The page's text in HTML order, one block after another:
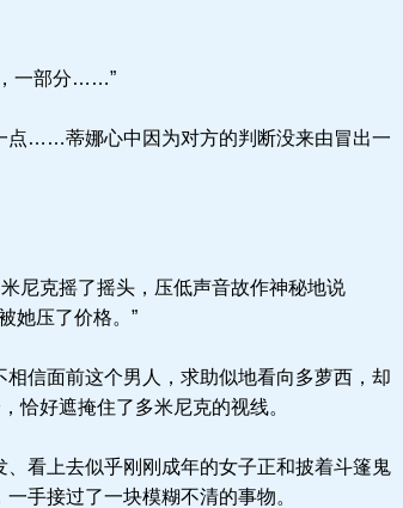
一部分……”
点……蒂娜心中因为对方的判断没来由冒出一
尼克摇了摇头，压低声音故作神秘地说
她压了价格。”
信面前这个男人，求助似地看向多萝西，却
恰好遮掩住了多米尼克的视线。
看上去似乎刚刚成年的女子正和披着斗篷鬼
手接过了一块模糊不清的事物。